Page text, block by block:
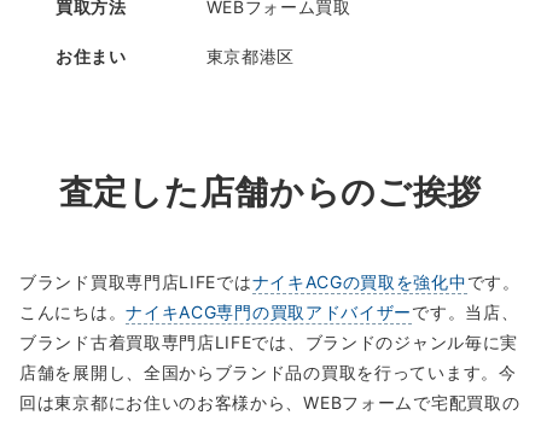
買取方法 WEBフォーム買取
お住まい 東京都港区
査定した店舗からのご挨拶
ブランド買取専門店LIFEではナイキACGの買取を強化中です。
こんにちは。ナイキACG専門の買取アドバイザーです。当店、
ブランド古着買取専門店LIFEでは、ブランドのジャンル毎に実
店舗を展開し、全国からブランド品の買取を行っています。今
回は東京都にお住いのお客様から、WEBフォームで宅配買取の